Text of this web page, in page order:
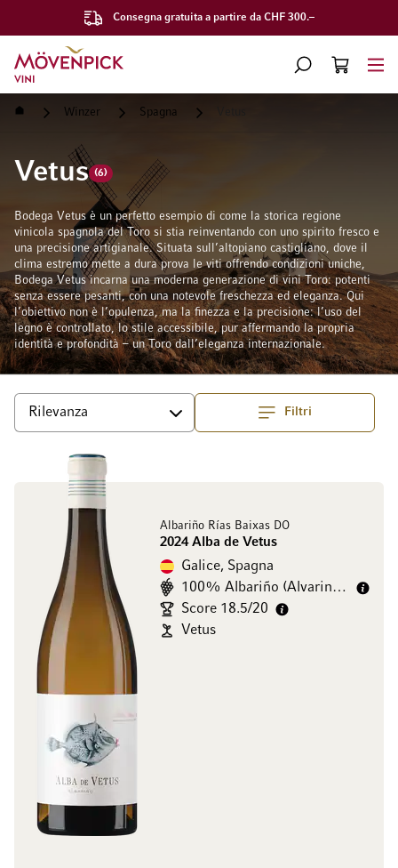
Consegna gratuita a partire da CHF 300.–
Vai alla Home Page
CERCA
CART
Home Winzer Spagna
Vetus (6)
Bodega Vetus è un perfetto esempio di come la storica regione
vinicola spagnola del Toro si stia reinventando con uno spirito fresco e
una precisione artigianale. Situata sull’altopiano castigliano, dove il
clima estremo mette a dura prova le viti offrendo condizioni uniche,
Bodega Vetus incarna una moderna generazione di vini Toro: potenti
senza essere pesanti, con una notevole freschezza ed eleganza. Qui
l’obiettivo non è l’opulenza, ma la finezza e la precisione: l’uso del
legno è controllato, lo stile accessibile, pur affermando la propria
identità e profondità – un Toro dall’eleganza internazionale.
Filtri
Ordina perSuperiore
Albariño Rías Baixas DO
2024 Alba de Vetus
Galice, Spagna
100% Albariño (Alvarinho)
Score 18.5/20
Vetus